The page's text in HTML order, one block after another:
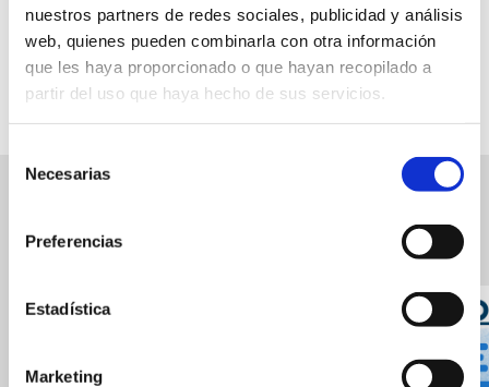
nuestros partners de redes sociales, publicidad y análisis
web, quienes pueden combinarla con otra información
que les haya proporcionado o que hayan recopilado a
partir del uso que haya hecho de sus servicios.
Necesarias
Preferencias
Estadística
Marketing
FAVORITOS
los